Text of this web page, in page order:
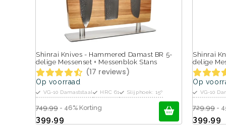
Shinrai Knives - Hammered Damast BR 5-
delige Messenset + Messenblok Stans
(17 reviews)
Op voorraad
VG-10 Damaststaal HRC 61 Slijphoek: 15º
749,99 - 46% Korting
399,99
Shinrai
delige
Op
VG-10
729,99 -
399,99